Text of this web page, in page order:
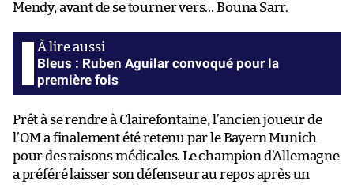
Mendy, avant de se tourner vers… Bouna Sarr.
Bleus : Ruben Aguilar convoqué pour la
première fois
Prêt à se rendre à Clairefontaine, l’ancien joueur de
l’OM a finalement été retenu par le Bayern Munich
pour des raisons médicales. Le champion d’Allemagne
a préféré laisser son défenseur au repos après un